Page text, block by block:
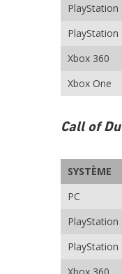
PlayStation
PlayStation
Xbox 360
Xbox One
Call of
SYSTÈME
PC
PlayStation
PlayStation